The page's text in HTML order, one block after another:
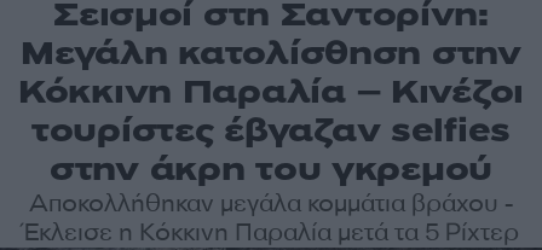
Σεισμοί στη Σαντορίνη:
Μεγάλη κατολίσθηση στην
Κόκκινη Παραλία – Κινέζοι
τουρίστες έβγαζαν selfies
στην άκρη του γκρεμού
Αποκολλήθηκαν μεγάλα κομμάτια βράχου -
Έκλεισε η Κόκκινη Παραλία μετά τα 5 Ρίχτερ